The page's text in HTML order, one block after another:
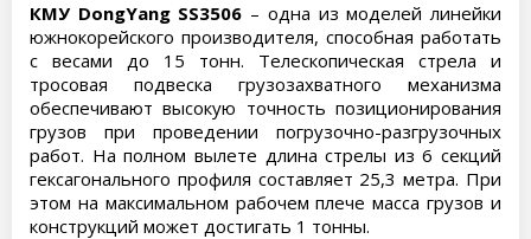
КМУ DongYang SS3506 – одна из моделей линейки
южнокорейского производителя, способная работать
с весами до 15 тонн. Телескопическая стрела и
тросовая подвеска грузозахватного механизма
обеспечивают высокую точность позиционирования
грузов при проведении погрузочно-разгрузочных
работ. На полном вылете длина стрелы из 6 секций
гексагонального профиля составляет 25,3 метра. При
этом на максимальном рабочем плече масса грузов и
конструкций может достигать 1 тонны.